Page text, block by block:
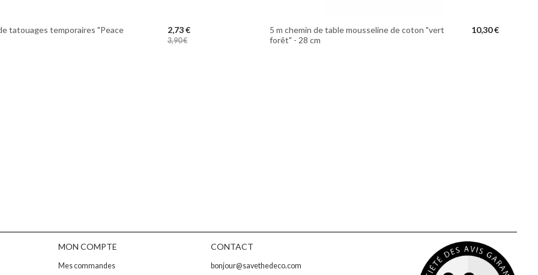
tatouages temporaires "Peace
2,73 €
3,90 €
5 m chemin de table mousseline de coton "vert
forêt" - 28 cm
10,30 €
MON COMPTE
Mes commandes
CONTACT
bonjour@savethedeco.com